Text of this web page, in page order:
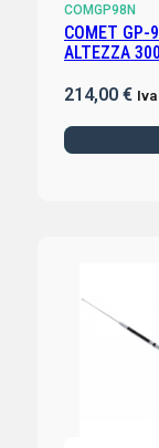
COMGP98N
COMET GP-
ALTEZZA
214,00 €